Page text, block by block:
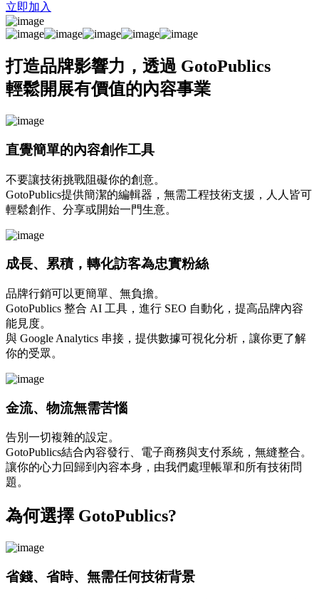
立即加入
打造品牌影響力，透過 GotoPublics
輕鬆開展有價值的內容事業
直覺簡單的內容創作工具
不要讓技術挑戰阻礙你的創意。
GotoPublics提供簡潔的編輯器，無需工程技術支援，人人皆可
輕鬆創作、分享或開始一門生意。
成長、累積，轉化訪客為忠實粉絲
品牌行銷可以更簡單、無負擔。
GotoPublics 整合 AI 工具，進行 SEO 自動化，提高品牌內容
能見度。
與 Google Analytics 串接，提供數據可視化分析，讓你更了解
你的受眾。
金流、物流無需苦惱
告別一切複雜的設定。
GotoPublics結合內容發行、電子商務與支付系統，無縫整合。
讓你的心力回歸到內容本身，由我們處理帳單和所有技術問
題。
為何選擇 GotoPublics?
省錢、省時、無需任何技術背景